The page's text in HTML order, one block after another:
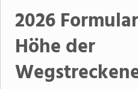
2026
Höhe der